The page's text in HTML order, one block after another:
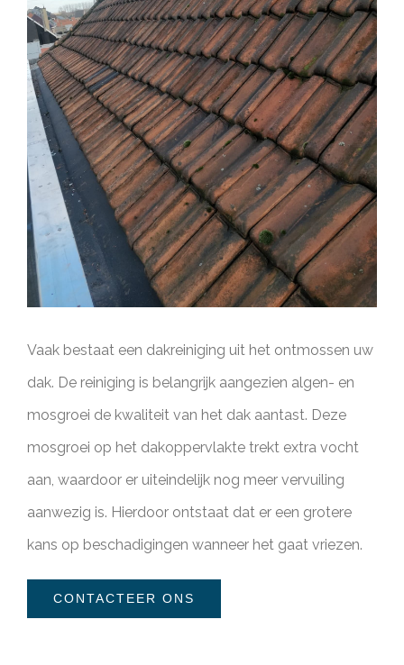
Vaak bestaat een dakreiniging uit het ontmossen uw
dak. De reiniging is belangrijk aangezien algen- en
mosgroei de kwaliteit van het dak aantast. Deze
mosgroei op het dakoppervlakte trekt extra vocht
aan, waardoor er uiteindelijk nog meer vervuiling
aanwezig is. Hierdoor ontstaat dat er een grotere
kans op beschadigingen wanneer het gaat vriezen.
CONTACTEER ONS